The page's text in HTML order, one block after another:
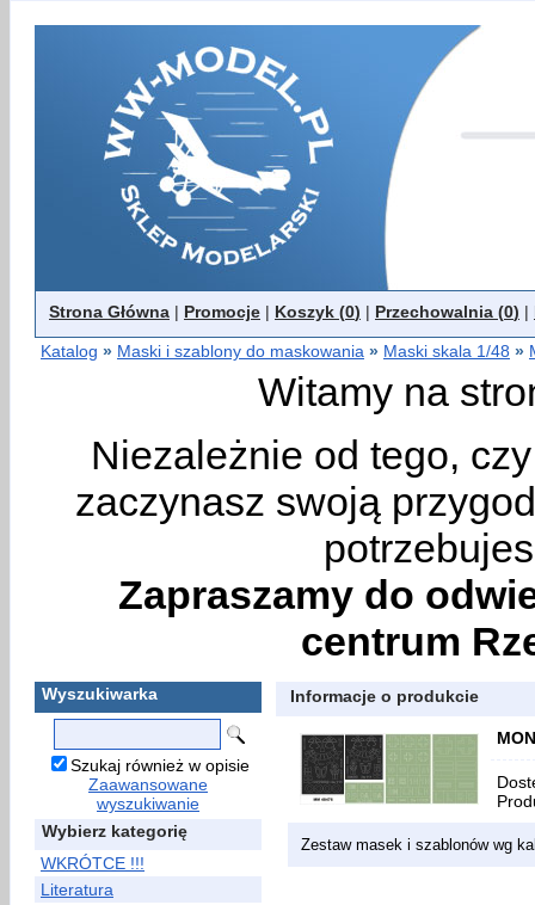
Strona Główna | Promocje | Koszyk (0) | Przechowalnia (0) |
Katalog » Maski i szablony do maskowania » Maski skala 1/48 »
Witamy na
Niezależnie od tego,
zaczynasz swoją
Zapraszamy do
centrum
Wyszukiwarka
Szukaj również w opisie
Zaawansowane
wyszukiwanie
Wybierz kategorię
WKRÓTCE !!!
Literatura
Informacje o produkcie
Zestaw masek i szablonów wg